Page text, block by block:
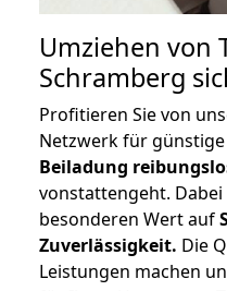
Umziehen von
Schramberg
Profitieren Sie von
Netzwerk für
Beiladung
vonstattengeht.
besonderen Wert auf
Zuverlässigkeit. Die
Leistungen machen